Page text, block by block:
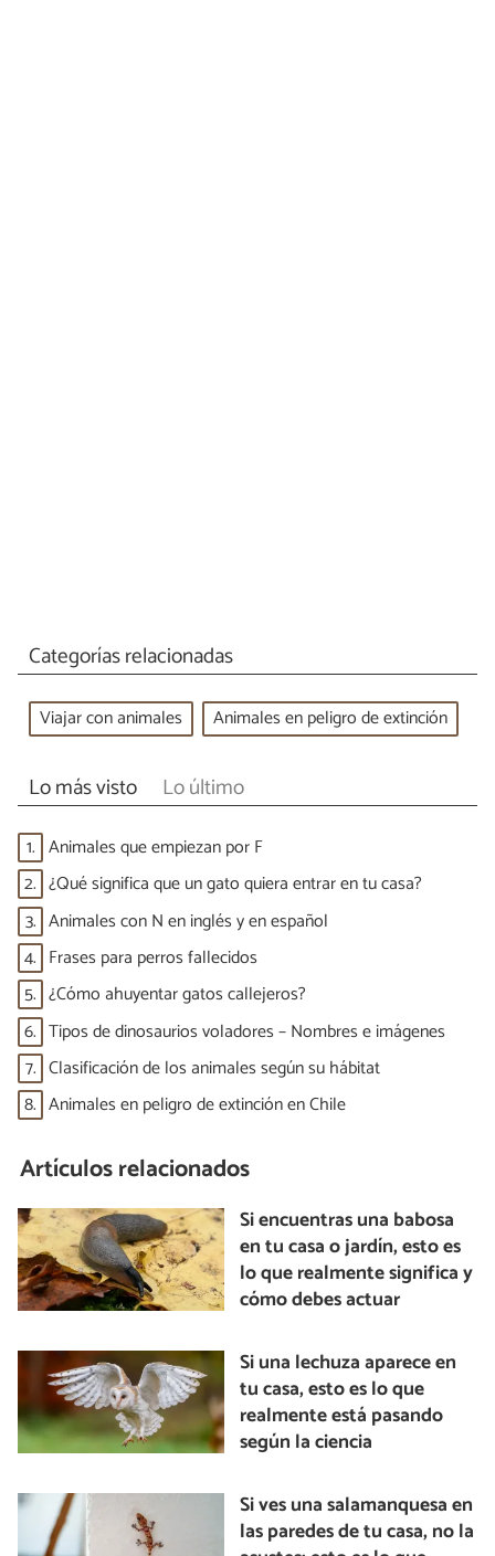
Categorías relacionadas
Viajar con animales Animales en peligro de extinción
Lo más visto Lo último
1. Animales que empiezan por F
2. ¿Qué significa que un gato quiera entrar en tu casa?
3. Animales con N en inglés y en español
4. Frases para perros fallecidos
5. ¿Cómo ahuyentar gatos callejeros?
6. Tipos de dinosaurios voladores – Nombres e imágenes
7. Clasificación de los animales según su hábitat
8. Animales en peligro de extinción en Chile
Artículos relacionados
Si encuentras una babosa
en tu casa o jardín, esto es
lo que realmente significa y
cómo debes actuar
Si una lechuza aparece en
tu casa, esto es lo que
realmente está pasando
según la ciencia
Si ves una salamanquesa en
las paredes de tu casa, no la